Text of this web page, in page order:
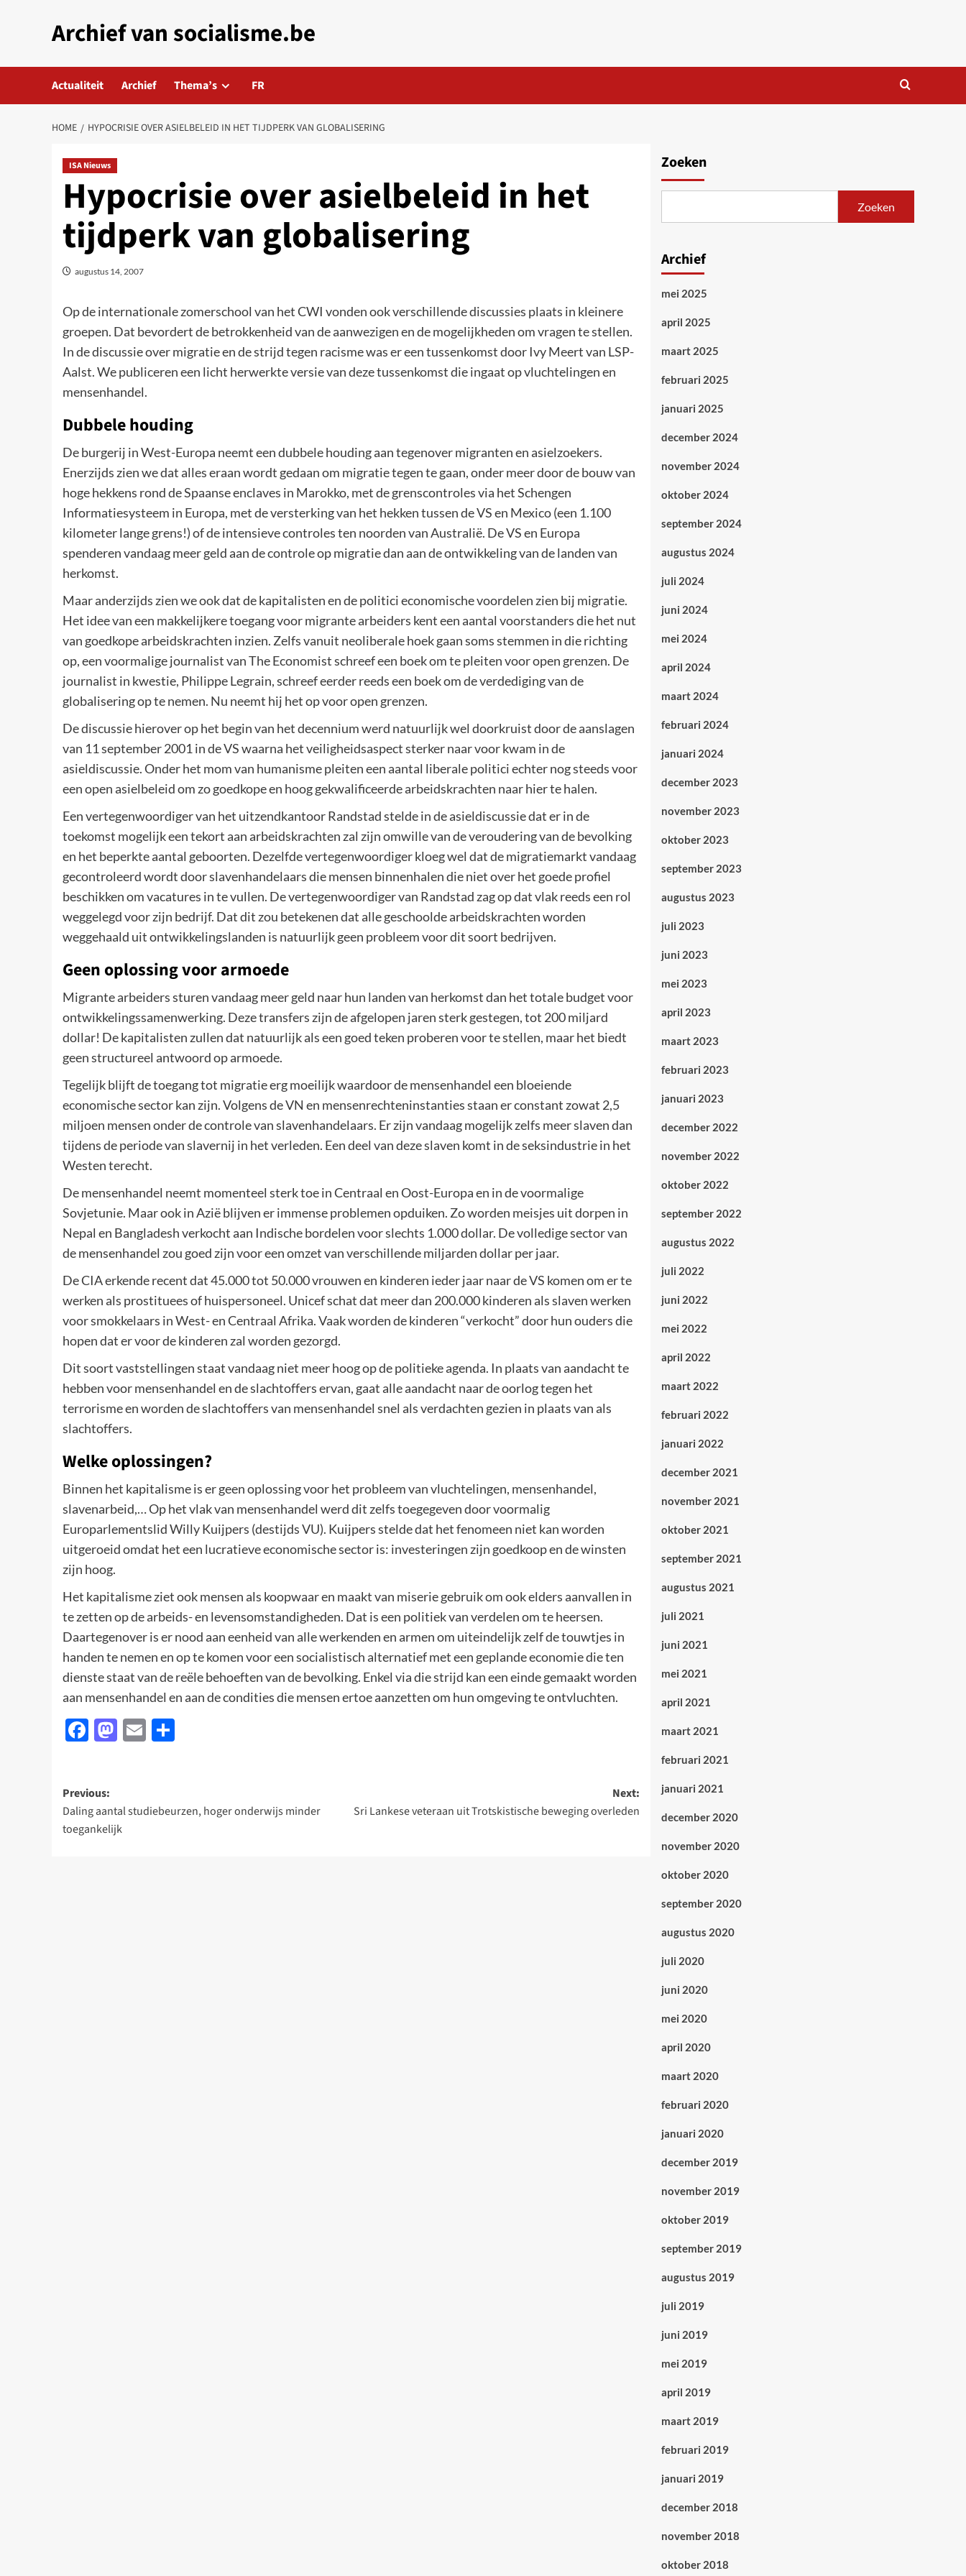
Archief van socialisme.be
Actualiteit Archief Thema’s FR
HOME HYPOCRISIE OVER ASIELBELEID IN HET TIJDPERK VAN GLOBALISERING
ISA Nieuws
Hypocrisie over asielbeleid in het
tijdperk van globalisering
augustus 14, 2007
Op de internationale zomerschool van het CWI vonden ook verschillende discussies plaats in kleinere
groepen. Dat bevordert de betrokkenheid van de aanwezigen en de mogelijkheden om vragen te stellen.
In de discussie over migratie en de strijd tegen racisme was er een tussenkomst door Ivy Meert van LSP-
Aalst. We publiceren een licht herwerkte versie van deze tussenkomst die ingaat op vluchtelingen en
mensenhandel.
Dubbele houding
De burgerij in West-Europa neemt een dubbele houding aan tegenover migranten en asielzoekers.
Enerzijds zien we dat alles eraan wordt gedaan om migratie tegen te gaan, onder meer door de bouw van
hoge hekkens rond de Spaanse enclaves in Marokko, met de grenscontroles via het Schengen
Informatiesysteem in Europa, met de versterking van het hekken tussen de VS en Mexico (een 1.100
kilometer lange grens!) of de intensieve controles ten noorden van Australië. De VS en Europa
spenderen vandaag meer geld aan de controle op migratie dan aan de ontwikkeling van de landen van
herkomst.
Maar anderzijds zien we ook dat de kapitalisten en de politici economische voordelen zien bij migratie.
Het idee van een makkelijkere toegang voor migrante arbeiders kent een aantal voorstanders die het nut
van goedkope arbeidskrachten inzien. Zelfs vanuit neoliberale hoek gaan soms stemmen in die richting
op, een voormalige journalist van The Economist schreef een boek om te pleiten voor open grenzen. De
journalist in kwestie, Philippe Legrain, schreef eerder reeds een boek om de verdediging van de
globalisering op te nemen. Nu neemt hij het op voor open grenzen.
De discussie hierover op het begin van het decennium werd natuurlijk wel doorkruist door de aanslagen
van 11 september 2001 in de VS waarna het veiligheidsaspect sterker naar voor kwam in de
asieldiscussie. Onder het mom van humanisme pleiten een aantal liberale politici echter nog steeds voor
een open asielbeleid om zo goedkope en hoog gekwalificeerde arbeidskrachten naar hier te halen.
Een vertegenwoordiger van het uitzendkantoor Randstad stelde in de asieldiscussie dat er in de
toekomst mogelijk een tekort aan arbeidskrachten zal zijn omwille van de veroudering van de bevolking
en het beperkte aantal geboorten. Dezelfde vertegenwoordiger kloeg wel dat de migratiemarkt vandaag
gecontroleerd wordt door slavenhandelaars die mensen binnenhalen die niet over het goede profiel
beschikken om vacatures in te vullen. De vertegenwoordiger van Randstad zag op dat vlak reeds een rol
weggelegd voor zijn bedrijf. Dat dit zou betekenen dat alle geschoolde arbeidskrachten worden
weggehaald uit ontwikkelingslanden is natuurlijk geen probleem voor dit soort bedrijven.
Geen oplossing voor armoede
Migrante arbeiders sturen vandaag meer geld naar hun landen van herkomst dan het totale budget voor
ontwikkelingssamenwerking. Deze transfers zijn de afgelopen jaren sterk gestegen, tot 200 miljard
dollar! De kapitalisten zullen dat natuurlijk als een goed teken proberen voor te stellen, maar het biedt
geen structureel antwoord op armoede.
Tegelijk blijft de toegang tot migratie erg moeilijk waardoor de mensenhandel een bloeiende
economische sector kan zijn. Volgens de VN en mensenrechteninstanties staan er constant zowat 2,5
miljoen mensen onder de controle van slavenhandelaars. Er zijn vandaag mogelijk zelfs meer slaven dan
tijdens de periode van slavernij in het verleden. Een deel van deze slaven komt in de seksindustrie in het
Westen terecht.
De mensenhandel neemt momenteel sterk toe in Centraal en Oost-Europa en in de voormalige
Sovjetunie. Maar ook in Azië blijven er immense problemen opduiken. Zo worden meisjes uit dorpen in
Nepal en Bangladesh verkocht aan Indische bordelen voor slechts 1.000 dollar. De volledige sector van
de mensenhandel zou goed zijn voor een omzet van verschillende miljarden dollar per jaar.
De CIA erkende recent dat 45.000 tot 50.000 vrouwen en kinderen ieder jaar naar de VS komen om er te
werken als prostituees of huispersoneel. Unicef schat dat meer dan 200.000 kinderen als slaven werken
voor smokkelaars in West- en Centraal Afrika. Vaak worden de kinderen “verkocht” door hun ouders die
hopen dat er voor de kinderen zal worden gezorgd.
Dit soort vaststellingen staat vandaag niet meer hoog op de politieke agenda. In plaats van aandacht te
hebben voor mensenhandel en de slachtoffers ervan, gaat alle aandacht naar de oorlog tegen het
terrorisme en worden de slachtoffers van mensenhandel snel als verdachten gezien in plaats van als
slachtoffers.
Welke oplossingen?
Binnen het kapitalisme is er geen oplossing voor het probleem van vluchtelingen, mensenhandel,
slavenarbeid,… Op het vlak van mensenhandel werd dit zelfs toegegeven door voormalig
Europarlementslid Willy Kuijpers (destijds VU). Kuijpers stelde dat het fenomeen niet kan worden
uitgeroeid omdat het een lucratieve economische sector is: investeringen zijn goedkoop en de winsten
zijn hoog.
Het kapitalisme ziet ook mensen als koopwaar en maakt van miserie gebruik om ook elders aanvallen in
te zetten op de arbeids- en levensomstandigheden. Dat is een politiek van verdelen om te heersen.
Daartegenover is er nood aan eenheid van alle werkenden en armen om uiteindelijk zelf de touwtjes in
handen te nemen en op te komen voor een socialistisch alternatief met een geplande economie die ten
dienste staat van de reële behoeften van de bevolking. Enkel via die strijd kan een einde gemaakt worden
aan mensenhandel en aan de condities die mensen ertoe aanzetten om hun omgeving te ontvluchten.
Facebook
Mastodon
Email
Post
navigation
Previous:
Daling aantal studiebeurzen, hoger onderwijs minder
toegankelijk
Next:
Sri Lankese veteraan uit Trotskistische beweging overleden
Zoeken
Zoeken
Archief
mei 2025
april 2025
maart 2025
februari 2025
januari 2025
december 2024
november 2024
oktober 2024
september 2024
augustus 2024
juli 2024
juni 2024
mei 2024
april 2024
maart 2024
februari 2024
januari 2024
december 2023
november 2023
oktober 2023
september 2023
augustus 2023
juli 2023
juni 2023
mei 2023
april 2023
maart 2023
februari 2023
januari 2023
december 2022
november 2022
oktober 2022
september 2022
augustus 2022
juli 2022
juni 2022
mei 2022
april 2022
maart 2022
februari 2022
januari 2022
december 2021
november 2021
oktober 2021
september 2021
augustus 2021
juli 2021
juni 2021
mei 2021
april 2021
maart 2021
februari 2021
januari 2021
december 2020
november 2020
oktober 2020
september 2020
augustus 2020
juli 2020
juni 2020
mei 2020
april 2020
maart 2020
februari 2020
januari 2020
december 2019
november 2019
oktober 2019
september 2019
augustus 2019
juli 2019
juni 2019
mei 2019
april 2019
maart 2019
februari 2019
januari 2019
december 2018
november 2018
oktober 2018